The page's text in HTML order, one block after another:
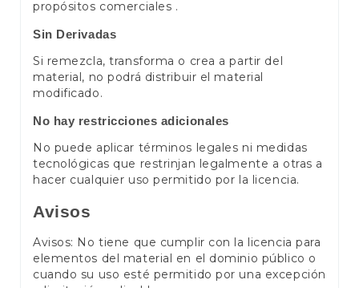
propósitos comerciales .
Sin Derivadas
Si remezcla, transforma o crea a partir del
material, no podrá distribuir el material
modificado.
No hay restricciones adicionales
No puede aplicar términos legales ni medidas
tecnológicas que restrinjan legalmente a otras a
hacer cualquier uso permitido por la licencia.
Avisos
Avisos: No tiene que cumplir con la licencia para
elementos del material en el dominio público o
cuando su uso esté permitido por una excepción